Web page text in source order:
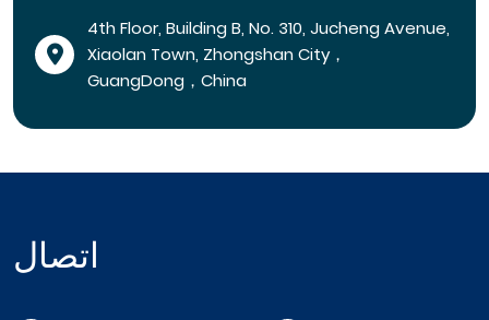
4th Floor, Building B, No. 310, Jucheng Avenue,
Xiaolan Town, Zhongshan City，
GuangDong，China
اتصال